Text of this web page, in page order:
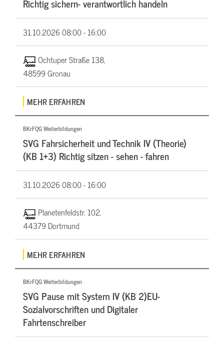
Richtig sichern- verantwortlich handeln
31.10.202608:00 - 16:00
Ochtuper Straße 138,
48599 Gronau
MEHR ERFAHREN
BKrFQG Weiterbildungen
SVG Fahrsicherheit und Technik IV (Theorie)
(KB 1+3) Richtig sitzen - sehen - fahren
31.10.202608:00 - 16:00
Planetenfeldstr. 102,
44379 Dortmund
MEHR ERFAHREN
BKrFQG Weiterbildungen
SVG Pause mit System IV (KB 2)EU-
Sozialvorschriften und Digitaler
Fahrtenschreiber